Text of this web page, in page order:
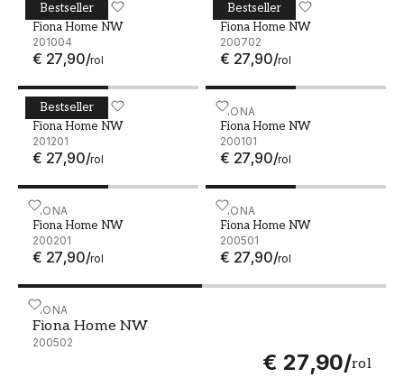
Bestseller
FIONA
Fiona Home NW
201004
€ 27,90/rol
Fiona Home NW - 201004 Bestseller
FIONA
Fiona Home NW
200702
€ 27,90/rol
Fiona Home NW - 200702
Bestseller
FIONA
Fiona Home NW
201201
€ 27,90/rol
Fiona Home NW - 201201 FIONA
Fiona Home NW
200101
€ 27,90/rol
Fiona Home NW - 200101
FIONA
Fiona Home NW
200201
€ 27,90/rol
Fiona Home NW - 200201 FIONA
Fiona Home NW
200501
€ 27,90/rol
Fiona Home NW - 200501
FIONA
Fiona Home NW
200502
€ 27,90/rol
Fiona Home NW - 200502